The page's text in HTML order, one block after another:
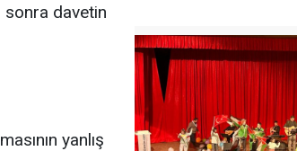
sonra davetin
yanlış